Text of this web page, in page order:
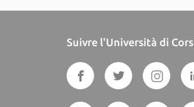
Suivre l'Università di